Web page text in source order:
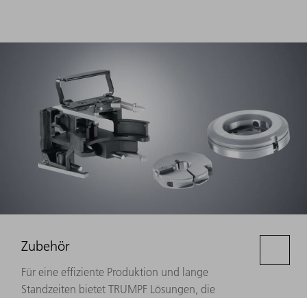
Zubehör
Für eine effiziente Produktion und lange
Standzeiten bietet TRUMPF Lösungen, die